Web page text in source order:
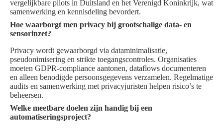
vergelijkbare pilots in Duitsland en het Verenigd Koninkrijk, wat
samenwerking en kennisdeling bevordert.
Hoe waarborgt men privacy bij grootschalige data- en
sensorinzet?
Privacy wordt gewaarborgd via dataminimalisatie,
pseudonimisering en strikte toegangscontroles. Organisaties
moeten GDPR-compliance aantonen, dataflows documenteren
en alleen benodigde persoonsgegevens verzamelen. Regelmatige
audits en samenwerking met privacyjuristen helpen risico’s te
beheersen.
Welke meetbare doelen zijn handig bij een
automatiseringsproject?